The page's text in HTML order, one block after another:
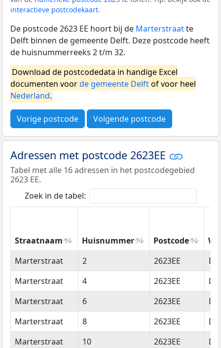
interactieve postcodekaart.
De postcode 2623 EE hoort bij de Marterstraatte
Delft binnen de gemeente Delft. Deze postcode heeft
de huisnummerreeks 2 t/m 32.
Download de postcodedata in handige Excel
documenten voorde gemeente Delftof voor heel
Nederland.
Vorige postcode Volgende postcode
Adressen met postcode 2623EE
Tabel met alle 16 adressen in het postcodegebied
2623 EE.
Zoek in de tabel:
Straatnaam Huisnummer Postcode
Straatnaam
Huisnummer Postcode
Marterstraat 2 2623EE
Marterstraat
4 2623EE
Marterstraat
6 2623EE
Marterstraat
8 2623EE
Marterstraat
10 2623EE